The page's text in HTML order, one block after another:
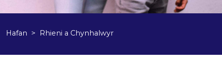
Hafan Rhieni a Chynhalwyr